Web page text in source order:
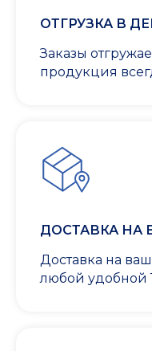
ОТГРУЗКА В
Заказы
продукция
ДОСТАВКА НА
Доставка на
любой удобной